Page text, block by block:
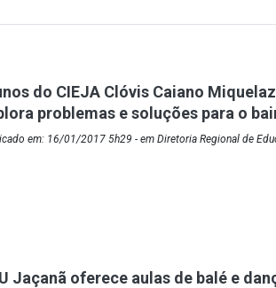
do CIEJA Clóvis Caiano
problemas e soluções para o
em: 16/01/2017 5h29 - em Diretoria Regional de
Jaçanã oferece aulas de balé e